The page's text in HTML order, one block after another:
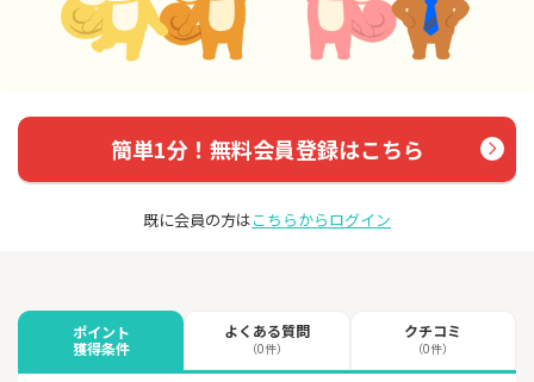
簡単1分！無料会員登録はこちら
既に会員の方はこちらからログイン
ポイント
獲得条件
よくある質問
（0件）
クチコミ
（0件）